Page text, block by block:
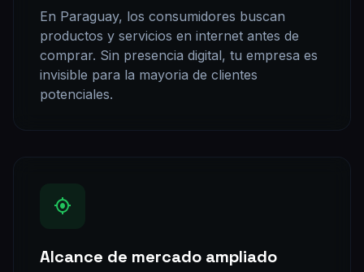
En Paraguay, los consumidores buscan
productos y servicios en internet antes de
comprar. Sin presencia digital, tu empresa es
invisible para la mayoria de clientes
potenciales.
Alcance de mercado ampliado